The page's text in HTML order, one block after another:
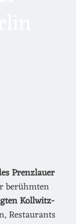
Prenzlauer
berühmten
Kollwitz-
Restaurants